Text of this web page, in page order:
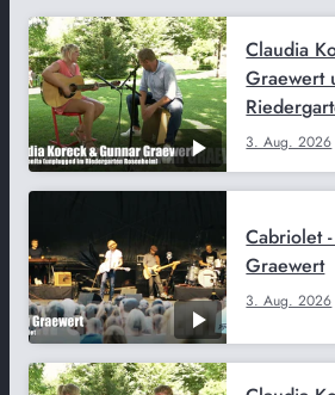
3. Aug. 2026
Claudia
Graewert
3. Aug. 2026
Cabriolet
Graewert